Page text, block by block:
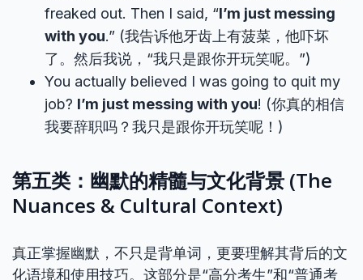
freaked out. Then I said, “I’m just messing
with you.” (我告诉他牙齿上有菠菜，他吓坏
了。然后我说，“我只是跟你开玩笑呢。”)
You actually believed I was going to quit my
job? I’m just messing with you! (你真的相信
我要辞职吗？我只是跟你开玩笑呢！)
第五类：幽默的精髓与文化背景 (The
Nuances & Cultural Context)
真正掌握幽默，不只是背单词，更要理解其背后的文
化语境和使用技巧。这部分是“高分考生”和“普通考